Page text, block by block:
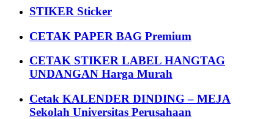
STIKER Sticker
CETAK PAPER BAG Premium
CETAK STIKER LABEL HANGTAG
UNDANGAN Harga Murah
Cetak KALENDER DINDING – MEJA
Sekolah Universitas Perusahaan